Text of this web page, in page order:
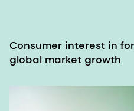
Consumer interest in
global market growth